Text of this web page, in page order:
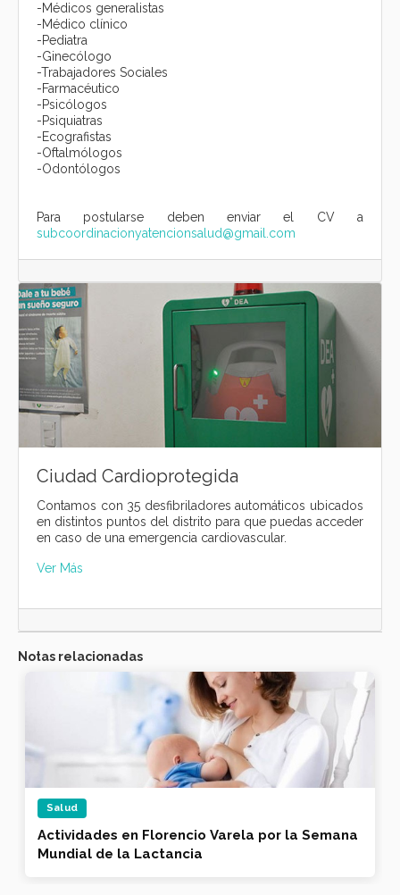
-Médicos generalistas
-Médico clínico
-Pediatra
-Ginecólogo
-Trabajadores Sociales
-Farmacéutico
-Psicólogos
-Psiquiatras
-Ecografistas
-Oftalmólogos
-Odontólogos
Para postularse deben enviar el CV a
subcoordinacionyatencionsalud@gmail.com
Ciudad Cardioprotegida
Contamos con 35 desfibriladores automáticos ubicados
en distintos puntos del distrito para que puedas acceder
en caso de una emergencia cardiovascular.
Ver Más
Notas relacionadas
Salud
Actividades en Florencio Varela por la Semana
Mundial de la Lactancia